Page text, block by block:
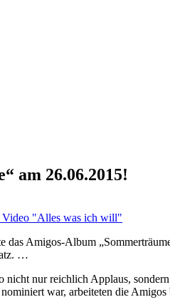
am 26.06.2015!
das Amigos-Album
…
nicht nur reichlich Applaus,
war, arbeiteten die